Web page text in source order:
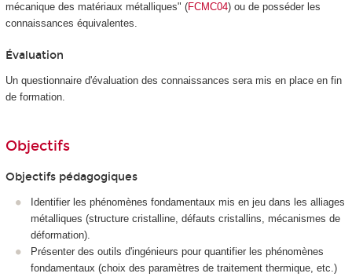
mécanique des matériaux métalliques" (FCMC04) ou de posséder les
connaissances équivalentes.
Évaluation
Un questionnaire d'évaluation des connaissances sera mis en place en fin
de formation.
Objectifs
Objectifs pédagogiques
Identifier les phénomènes fondamentaux mis en jeu dans les alliages
métalliques (structure cristalline, défauts cristallins, mécanismes de
déformation).
Présenter des outils d'ingénieurs pour quantifier les phénomènes
fondamentaux (choix des paramètres de traitement thermique, etc.)